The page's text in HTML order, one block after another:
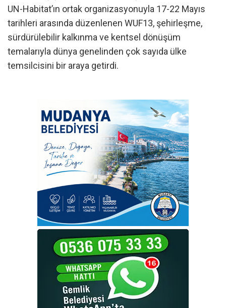
UN-Habitat’ın ortak organizasyonuyla 17-22 Mayıs
tarihleri arasında düzenlenen WUF13, şehirleşme,
sürdürülebilir kalkınma ve kentsel dönüşüm
temalarıyla dünya genelinden çok sayıda ülke
temsilcisini bir araya getirdi.